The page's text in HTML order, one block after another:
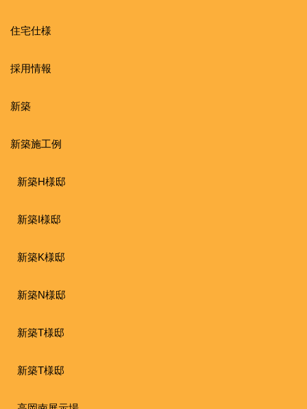
住宅仕様
採用情報
新築
新築施工例
新築H様邸
新築I様邸
新築K様邸
新築N様邸
新築T様邸
新築T様邸